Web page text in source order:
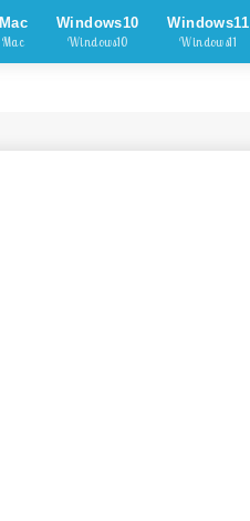
Mac
Mac
Windows10
Windows10
Windows11
Windows11